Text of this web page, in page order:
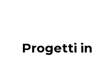
Progetti in